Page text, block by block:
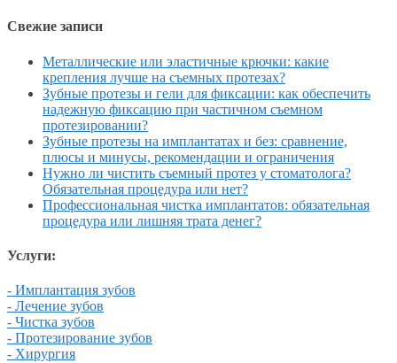
Свежие записи
Металлические или эластичные крючки: какие
крепления лучше на съемных протезах?
Зубные протезы и гели для фиксации: как обеспечить
надежную фиксацию при частичном съемном
протезировании?
Зубные протезы на имплантатах и без: сравнение,
плюсы и минусы, рекомендации и ограничения
Нужно ли чистить съемный протез у стоматолога?
Обязательная процедура или нет?
Профессиональная чистка имплантатов: обязательная
процедура или лишняя трата денег?
Услуги:
- Имплантация зубов
- Лечение зубов
- Чистка зубов
- Протезирование зубов
- Хирургия